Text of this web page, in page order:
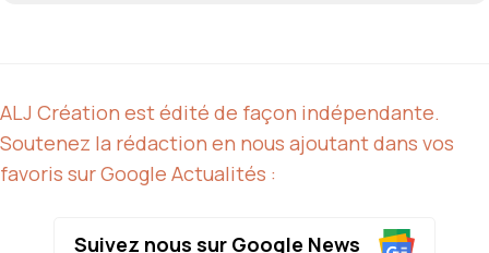
ALJ Création est édité de façon indépendante.
Soutenez la rédaction en nous ajoutant dans vos
favoris sur Google Actualités :
Suivez nous sur Google News